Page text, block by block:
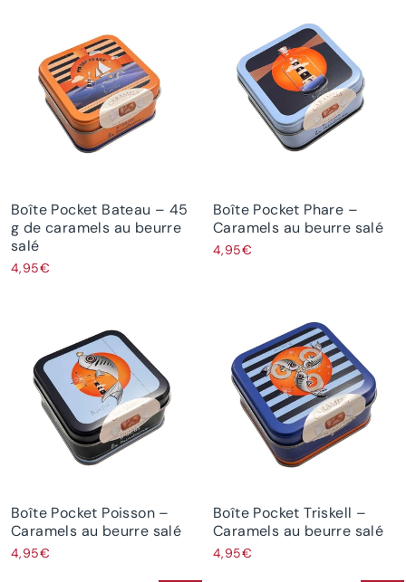
Boîte Pocket Bateau – 45
g de caramels au beurre
salé
4,95€
Boîte Pocket Phare –
Caramels au beurre salé
4,95€
Boîte Pocket Poisson –
Caramels au beurre salé
4,95€
Boîte Pocket Triskell –
Caramels au beurre salé
4,95€